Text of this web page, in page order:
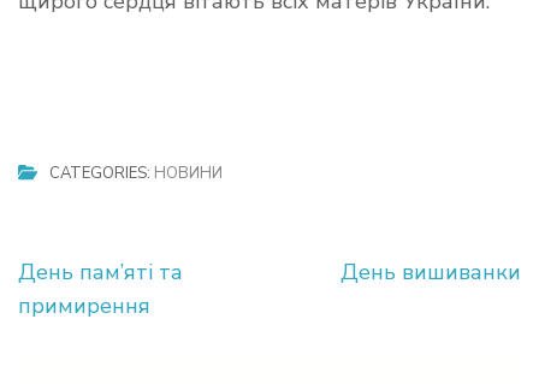
CATEGORIES: НОВИНИ
Навігація
записів
День пам’яті та
примирення
День вишиванки